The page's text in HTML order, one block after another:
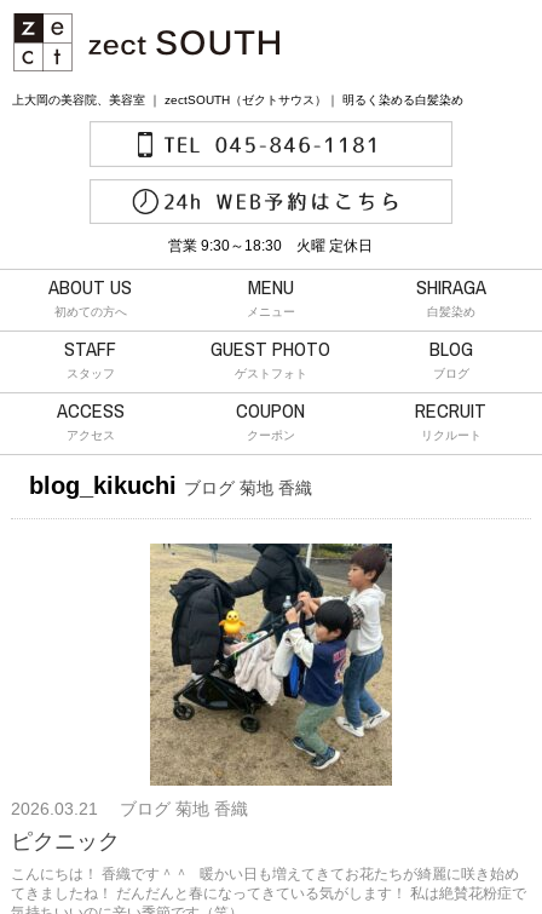
上大岡の美容院、美容室 ｜ zectSOUTH（ゼクトサウス）｜ 明るく染める白髪染め
営業 9:30～18:30 火曜 定休日
ABOUT US
初めての方へ
MENU
メニュー
SHIRAGA
白髪染め
STAFF
スタッフ
GUEST PHOTO
ゲストフォト
BLOG
ブログ
ACCESS
アクセス
COUPON
クーポン
RECRUIT
リクルート
blog_kikuchi ブログ 菊地 香織
2026.03.21 ブログ 菊地 香織
ピクニック
こんにちは！ 香織です＾＾ 暖かい日も増えてきてお花たちが綺麗に咲き始め
てきましたね！ だんだんと春になってきている気がします！ 私は絶賛花粉症で